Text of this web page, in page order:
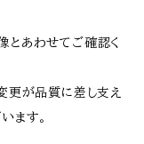
とあわせてご確認く
更が品質に差し支え
ます。